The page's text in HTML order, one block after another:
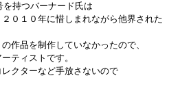
を持つバーナード氏は
０１０年に惜しまれながら他界された
作品を制作していなかったので、
ティストです。
クターなど手放さないので